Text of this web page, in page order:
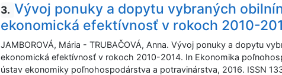
3. Vývoj ponuky a dopytu vybraných
ekonomická efektívnosť v rokoch 2010-
JAMBOROVÁ, Mária - TRUBAČOVÁ, Anna. Vývoj ponuky a dopytu
ekonomická efektívnosť v rokoch 2010-2014. In Ekonomika
ústav ekonomiky poľnohospodárstva a potravinárstva, 2016. ISSN